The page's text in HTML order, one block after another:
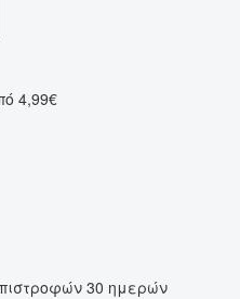
4,99€
30 ημερών